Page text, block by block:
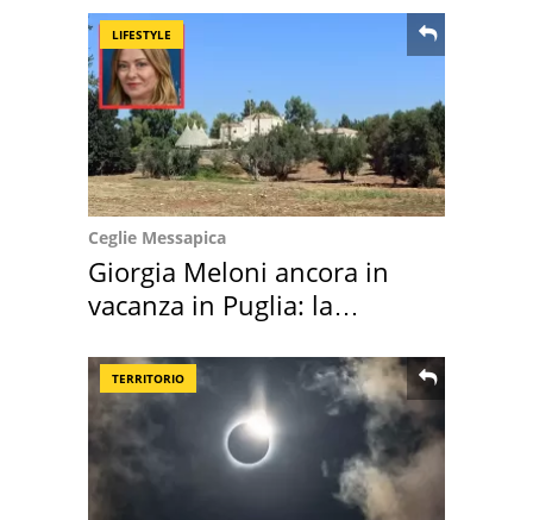
LIFESTYLE
Ceglie Messapica
Giorgia Meloni ancora in
vacanza in Puglia: la
TERRITORIO